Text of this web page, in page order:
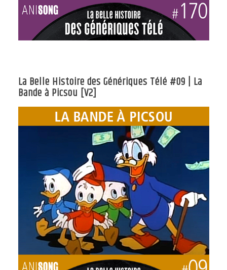
La Belle Histoire des Génériques Télé #09 | La
Bande à Picsou [V2]